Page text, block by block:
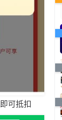
可抵扣